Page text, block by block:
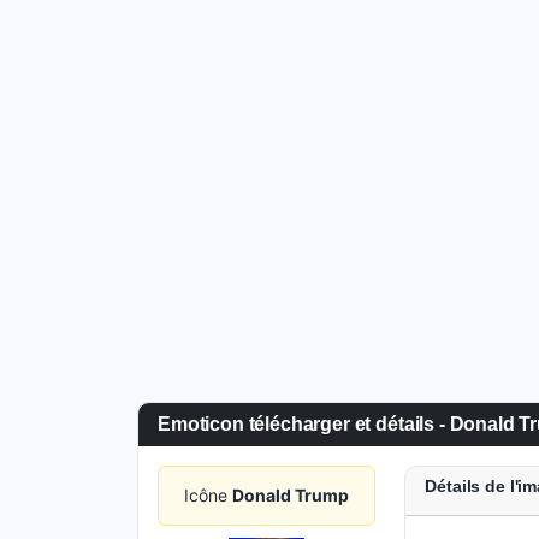
Emoticon télécharger et détails - Donald
IcôneDonald Trump Détails de